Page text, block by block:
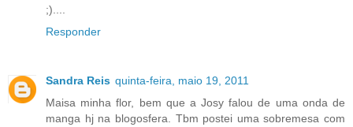
;)....
Responder
Sandra Reis quinta-feira, maio 19, 2011
Maisa minha flor, bem que a Josy falou de uma onda de
manga hj na blogosfera. Tbm postei uma sobremesa com